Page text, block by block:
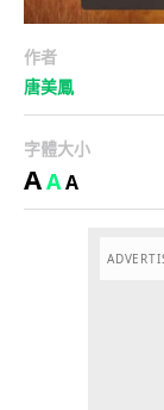
作者
唐美鳳
字體大小
AAA